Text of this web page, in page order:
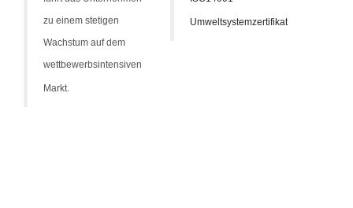
zu einem stetigen
Wachstum auf dem
wettbewerbsintensiven
Markt.
Umweltsystemzertifikat